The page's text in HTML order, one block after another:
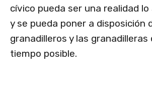
cívico pueda ser una realidad
y se pueda poner a disposición
granadilleros y las granadilleras
tiempo posible.